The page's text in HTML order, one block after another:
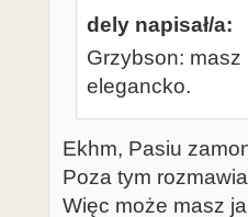
dely napisał/a:
Grzybson:
elegancko.
Ekhm, Pasiu
Poza tym
Więc może masz